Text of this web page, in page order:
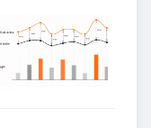
机器人的“